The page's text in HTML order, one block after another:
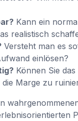
Kann ein
realistisch
Versteht man es
einlösen?
Können Sie
Marge zu